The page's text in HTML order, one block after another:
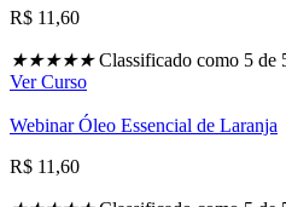
R$ 11,60
★★★★★ Classificado como 5 de
Ver Curso
Webinar Óleo Essencial de Laranja
R$ 11,60